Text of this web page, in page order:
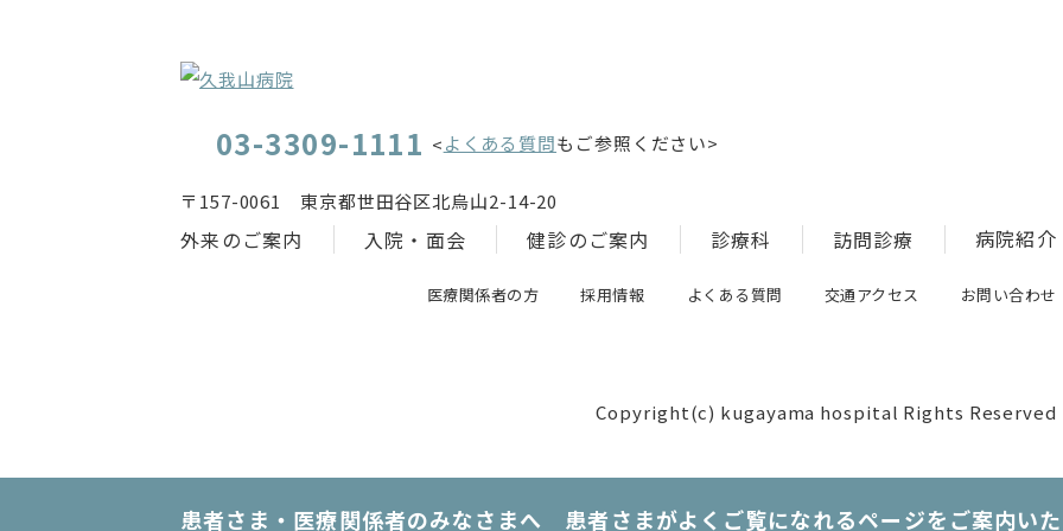
03-3309-1111 <よくある質問もご参照ください>
〒157-0061 東京都世田谷区北烏山2-14-20
外来のご案内 入院・面会 健診のご案内 診療科 訪問診療 病院紹介
医療関係者の方 採用情報 よくある質問 交通アクセス お問い合わせ
Copyright(c) kugayama hospital Rights Reserved
患者さま・医療関係者のみなさまへ 患者さまがよくご覧になれるページをご案内い